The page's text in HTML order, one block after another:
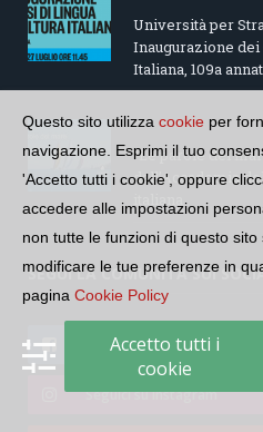
Università per
Inaugurazione dei
Italiana, 109a
“Le parole del
dall’Accademia
italiana
SEGUI LA COMUNITÀ SUI
Seguici su Facebook
Seguici su Instagram
Questo sito utilizza cookie per
navigazione. Esprimi il tuo
'Accetto tutti i cookie', oppure
accedere alle impostazioni
non tutte le funzioni di questo
modificare le tue preferenze in
pagina Cookie Policy
Accetto tutti i
cookie